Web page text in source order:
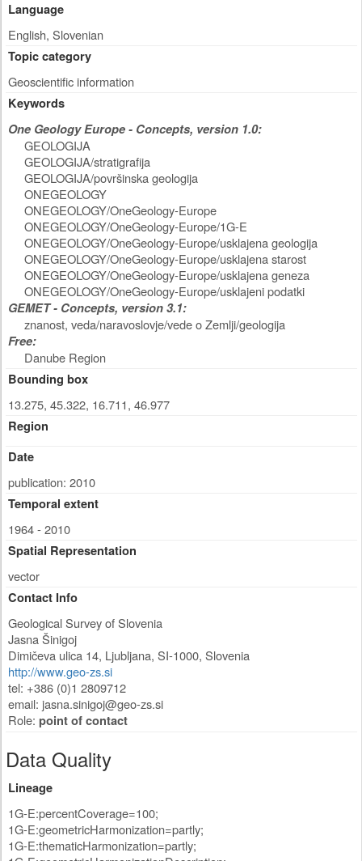
Language
English, Slovenian
Topic category
Geoscientific information
Keywords
One Geology Europe - Concepts, version 1.0:
GEOLOGIJA
GEOLOGIJA/stratigrafija
GEOLOGIJA/površinska geologija
ONEGEOLOGY
ONEGEOLOGY/OneGeology-Europe
ONEGEOLOGY/OneGeology-Europe/1G-E
ONEGEOLOGY/OneGeology-Europe/usklajena geologija
ONEGEOLOGY/OneGeology-Europe/usklajena starost
ONEGEOLOGY/OneGeology-Europe/usklajena geneza
ONEGEOLOGY/OneGeology-Europe/usklajeni podatki
GEMET - Concepts, version 3.1:
znanost, veda/naravoslovje/vede o Zemlji/geologija
Free:
Danube Region
Bounding box
13.275, 45.322, 16.711, 46.977
Region
Date
publication: 2010
Temporal extent
1964 - 2010
Spatial Representation
vector
Contact Info
Geological Survey of Slovenia
Jasna Šinigoj
Dimičeva ulica 14, Ljubljana, SI-1000, Slovenia
http://www.geo-zs.si
tel: +386 (0)1 2809712
email: jasna.sinigoj@geo-zs.si
Role: point of contact
Data Quality
Lineage
1G-E:percentCoverage=100;
1G-E:geometricHarmonization=partly;
1G-E:thematicHarmonization=partly;